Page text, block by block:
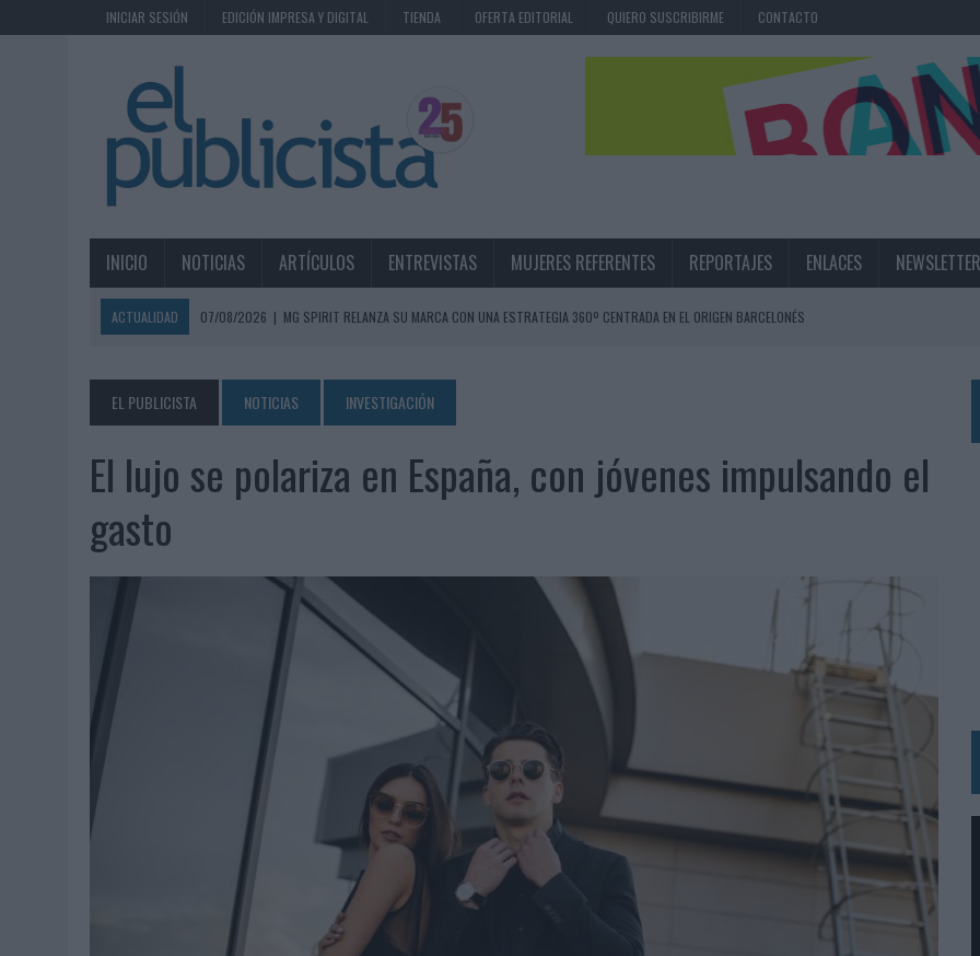
INICIAR SESIÓN EDICIÓN IMPRESA Y DIGITAL TIENDA OFERTA EDITORIAL QUIERO SUSCRIBIRME CONTACTO
INICIO NOTICIAS ARTÍCULOS ENTREVISTAS MUJERES REFERENTES REPORTAJES ENLACES NEWSLETTER
ACTUALIDAD 07/08/2026 | MG SPIRIT RELANZA SU MARCA CON UNA ESTRATEGIA 360º CENTRADA EN EL ORIGEN BARCELONÉS
EL VERANO PONE A PRUEBA LA ESTRATEGIA DIGITAL DE LAS MARCAS
07/08/2026 | VUELING CONVIERTE LOS RECUERDOS EN SOUVENIRS CON IA
07/08/2026
CUANDO SE APAGUE EL SOL, EL ECLIPSE DE 2026 PONDRÁ A PRUEBA LA CREATIVIDAD DE LAS MARCAS
06/08/2026
‘LA VUELTA’, DE FENOMENAL PARA MÁLAGA CF
06/08/2026
06/08/2026
EL USO DE LA IA GENERATIVA ALCANZA YA AL 62% DE LOS ESPAÑOLES
SYSTEM1 NOMBRA A KIMBERLY BASTONI COMO NUEVA DIRECTORA COMERCIAL GLOBAL
FRIGO Y UNIQLO LANZAN UNA COLECCIÓN PERSONALIZABLE INSPIRADA EN CORNETTO, CALIPPO Y SOLERO
LA IA ESTÁ SUBIENDO EL LISTÓN DE LA CREATIVIDAD
BEON WORLDWIDE LANZA RAÍZ URBANA PARA TRANSFORMAR EL PATRIMONIO HISTÓRICO EN ACTIVOS CULTURALES Y ECONÓMICOS
FABRA COMUNICACIÓN INCORPORA A CASONÁ Y ASUME LA GESTIÓN DE SUS RELACIONES CON LOS MEDIOS
LOPESAN HOTELS & RESORTS ACERCA EL PARAÍSO CANARIO EN SU ÚLTIMA CAMPAÑA INTERNACIONAL
LUIS ARQUILLOS (BURGO DE ARIAS): “LA CONSTRUCCIÓN DE MARCA A LARGO PLAZO Y LA MEDICIÓN SON DOS CARAS DE LA MISMA
‘EL PARAÍSO MÁS CERCA’, DE 22GRADOS PARA LOPESAN HOTELS & RESORTS
EL PUBLICISTA NOTICIAS INVESTIGACIÓN
El lujo se polariza en España, con jóvenes impulsando el
gasto